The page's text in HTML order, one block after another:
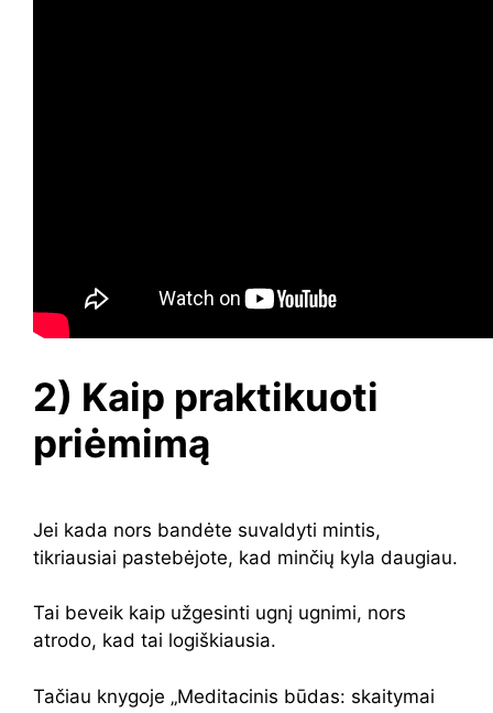
2) Kaip praktikuoti
priėmimą
Jei kada nors bandėte suvaldyti mintis,
tikriausiai pastebėjote, kad minčių kyla daugiau.
Tai beveik kaip užgesinti ugnį ugnimi, nors
atrodo, kad tai logiškiausia.
Tačiau knygoje „Meditacinis būdas: skaitymai